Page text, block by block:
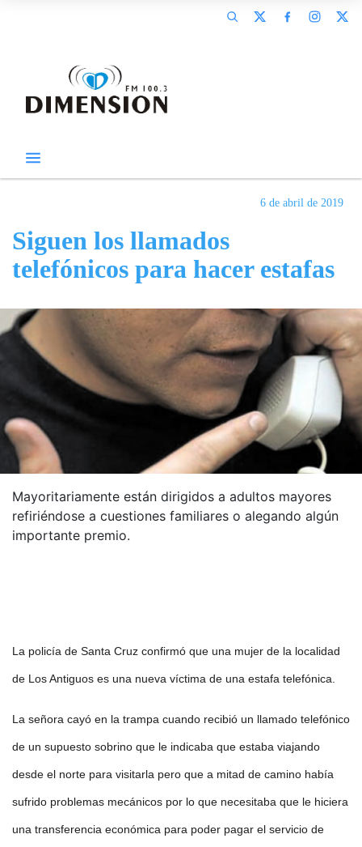
6 de abril de 2019
Siguen los llamados
telefónicos para hacer estafas
Mayoritariamente están dirigidos a adultos mayores
refiriéndose a cuestiones familiares o alegando algún
importante premio.
La policía de Santa Cruz confirmó que una mujer de la localidad
de Los Antiguos es una nueva víctima de una estafa telefónica.
La señora cayó en la trampa cuando recibió un llamado telefónico
de un supuesto sobrino que le indicaba que estaba viajando
desde el norte para visitarla pero que a mitad de camino había
sufrido problemas mecánicos por lo que necesitaba que le hiciera
una transferencia económica para poder pagar el servicio de